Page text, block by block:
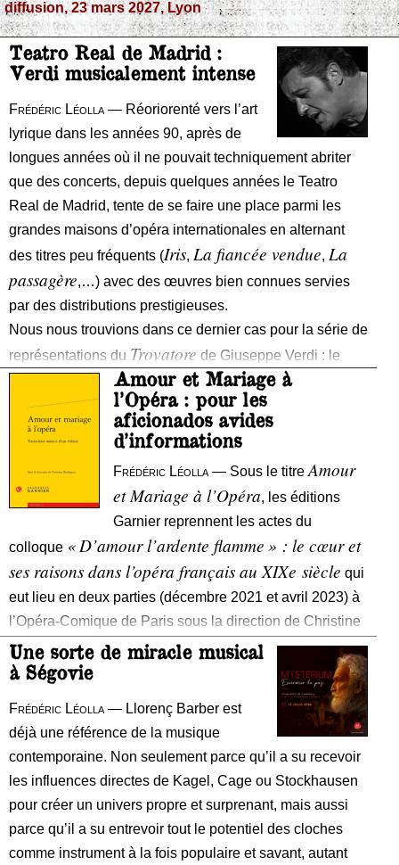
diffusion, 23 mars 2027, Lyon
Teatro Real de Madrid :
Verdi musicalement intense
Frédéric Léolla — Réoriorenté vers l’art
lyrique dans les années 90, après de
longues années où il ne pouvait techniquement abriter
que des concerts, depuis quelques années le Teatro
Real de Madrid, tente de se faire une place parmi les
grandes maisons d’opéra internationales en alternant
des titres peu fréquents (Iris, La fiancée vendue, La
passagère,…) avec des œuvres bien connues servies
par des distributions prestigieuses.
Nous nous trouvions dans ce dernier cas pour la série de
représentations du Trovatore de Giuseppe Verdi : le
Real avait réuni dans plusieurs distributions Anna
Netrebko, Saioa Hernández, Marina Rebeka, Anita
Rachvelishvili, Clémentine Margaine,
Amour et Mariage à
l’Opéra : pour les
aficionados avides
d’informations
Frédéric Léolla — Sous le titre Amour
et Mariage à l’Opéra, les éditions
Garnier reprennent les actes du
colloque « D’amour l’ardente flamme » : le cœur et
ses raisons dans l’opéra français au XIXe siècle qui
eut lieu en deux parties (décembre 2021 et avril 2023) à
l’Opéra-Comique de Paris sous la direction de Christine
Une sorte de miracle musical
à Ségovie
Frédéric Léolla — Llorenç Barber est
déjà une référence de la musique
contemporaine. Non seulement parce qu’il a su recevoir
les influences directes de Kagel, Cage ou Stockhausen
pour créer un univers propre et surprenant, mais aussi
parce qu’il a su entrevoir tout le potentiel des cloches
comme instrument à la fois populaire et savant, autant